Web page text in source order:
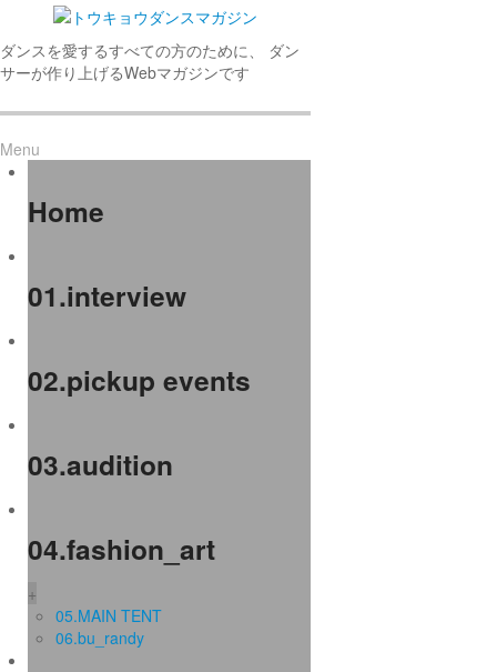
ダンスを愛するすべての方のために、 ダン
サーが作り上げるWebマガジンです
Menu
Home
01.interview
02.pickup events
03.audition
04.fashion_art
+
05.MAIN TENT
06.bu_randy